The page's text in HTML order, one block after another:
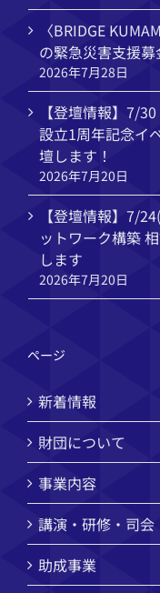
〈BRIDGE
の緊急災害支援募
2026年7月28日
【登壇情報】7/
設立1周年記念イ
壇します！
2026年7月20日
【登壇情報】7/
ットワーク構築
します
2026年7月20日
ページ
新着情報
財団について
事業内容
講演・研修・司会
助成事業